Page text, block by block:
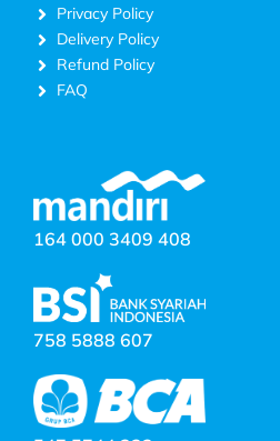
Privacy Policy
Delivery Policy
Refund Policy
FAQ
164 000 3409 408
758 5888 607